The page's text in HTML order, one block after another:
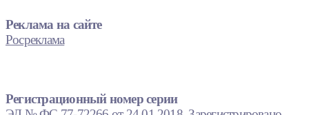
Реклама на сайте
Росреклама
Регистрационный номер серии